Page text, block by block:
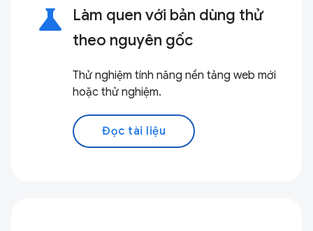
science
Làm quen với bản dùng thử
theo nguyên gốc
Thử nghiệm tính năng nền tảng web mới
hoặc thử nghiệm.
Đọc tài liệu